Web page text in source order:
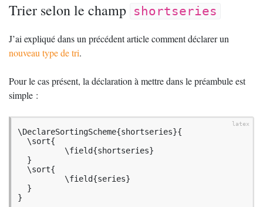
Trier selon le champ shortseries
J’ai expliqué dans un précédent article comment déclarer un
nouveau type de tri.
Pour le cas présent, la déclaration à mettre dans le préambule est
simple :
\DeclareSortingScheme{shortseries}{
}